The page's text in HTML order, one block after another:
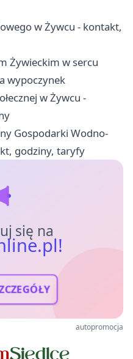
w Żywcu - kontakt,
Żywieckim w sercu
wypoczynek
w Żywcu -
Gospodarki Wodno-
godziny, taryfy
się na
autopromocja